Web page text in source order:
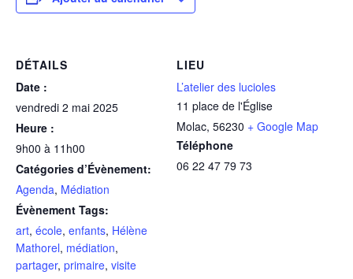
DÉTAILS
Date :
vendredi 2 mai 2025
Heure :
9h00 à 11h00
Catégories d’Évènement:
Agenda, Médiation
Évènement Tags:
art, école, enfants, Hélène
Mathorel, médiation,
partager, primaire, visite
LIEU
L’atelier des lucioles
11 place de l'Église
Molac, 56230 + Google Map
Téléphone
06 22 47 79 73